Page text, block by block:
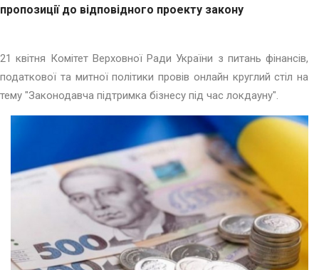
пропозиції до відповідного проекту закону
21 квітня Комітет Верховної Ради України з питань фінансів,
податкової та митної політики провів онлайн круглий стіл на
тему "Законодавча підтримка бізнесу під час локдауну".